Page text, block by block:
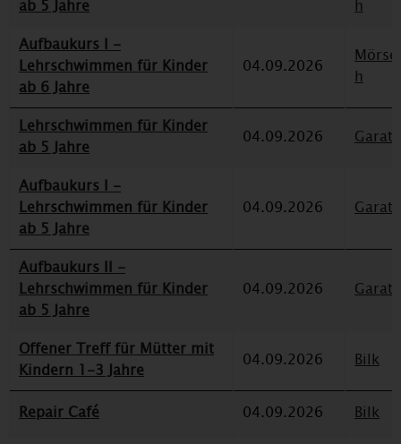
ab 5 Jahre
h
Aufbaukurs I -
Lehrschwimmen für Kinder
ab 6 Jahre
04.09.2026
h
Lehrschwimmen für Kinder
ab 5 Jahre
04.09.2026 Garath
Aufbaukurs I -
Lehrschwimmen für Kinder
ab 5 Jahre
04.09.2026 Garath
Aufbaukurs II -
Lehrschwimmen für Kinder
ab 5 Jahre
04.09.2026 Garath
Offener Treff für Mütter mit
Kindern 1-3 Jahre
04.09.2026 Bilk
Repair Café 04.09.2026
Bilk